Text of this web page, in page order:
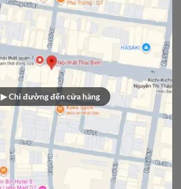
▶ Chỉ đường đến cửa hàng